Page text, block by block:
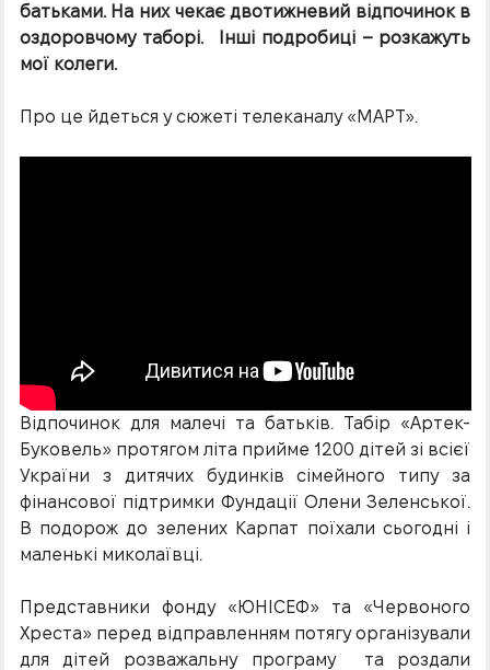
батьками. На них чекає двотижневий відпочинок в
оздоровчому таборі. Інші подробиці – розкажуть
мої колеги.
Про це йдеться у сюжеті телеканалу «МАРТ».
Відпочинок для малечі та батьків. Табір «Артек-
Буковель» протягом літа прийме 1200 дітей зі всієї
України з дитячих будинків сімейного типу за
фінансової підтримки Фундації Олени Зеленської.
В подорож до зелених Карпат поїхали сьогодні і
маленькі миколаївці.
Представники фонду «ЮНІСЕФ» та «Червоного
Хреста» перед відправленням потягу організували
для дітей розважальну програму та роздали